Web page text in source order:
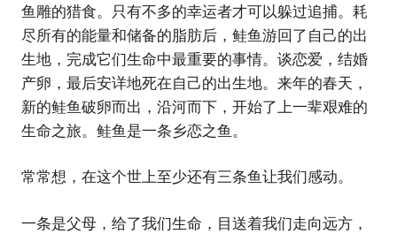
鱼雕的猎食。只有不多的幸运者才可以躲过追捕。耗
尽所有的能量和储备的脂肪后，鲑鱼游回了自己的出
生地，完成它们生命中最重要的事情。谈恋爱，结婚
产卵，最后安详地死在自己的出生地。来年的春天，
新的鲑鱼破卵而出，沿河而下，开始了上一辈艰难的
生命之旅。鲑鱼是一条乡恋之鱼。
常常想，在这个世上至少还有三条鱼让我们感动。
一条是父母，给了我们生命，目送着我们走向远方，